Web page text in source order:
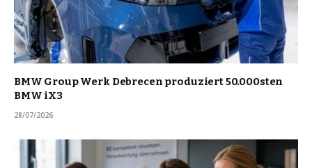
BMW Group Werk Debrecen produziert 50.000sten
BMW iX3
28/07/2026